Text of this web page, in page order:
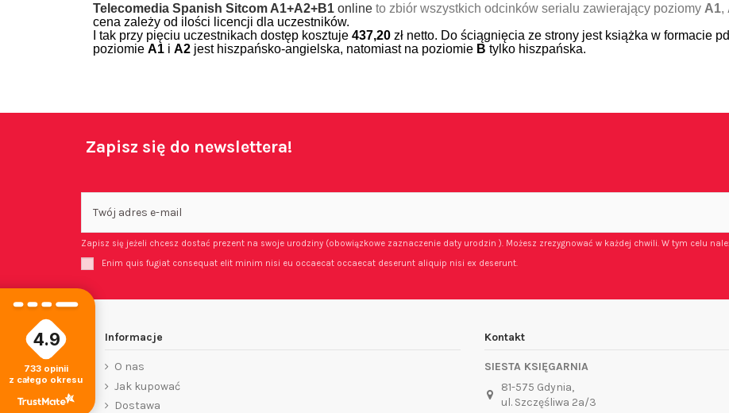
Telecomedia Spanish Sitcom A1+A2+B1 online to zbiór wszystkich odcinków serialu zawierający poziomy A1,
cena zależy od ilości licencji dla uczestników.
I tak przy pięciu uczestnikach dostęp kosztuje 437,20 zł netto. Do ściągnięcia ze strony jest książka w formacie
poziomie A1 i A2 jest hiszpańsko-angielska, natomiast na poziomie B tylko hiszpańska.
4.9
733 opinii
z całego okresu
Zapisz się do newslettera!
Zapisz się jeżeli chcesz dostać prezent na swoje urodziny (obowiązkowe zaznaczenie daty urodzin ). Możesz zrezygnować w każdej chwili. W tym celu
Enim quis fugiat consequat elit minim nisi eu occaecat occaecat deserunt aliquip nisi ex deserunt.
Informacje
O nas
Jak kupować
Dostawa
Kontakt
SIESTA KSIĘGARNIA
81-575 Gdynia,
ul. Szczęśliwa 2a/3